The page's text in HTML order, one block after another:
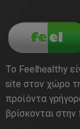
Το Feelhealthy
site στον χώρο
προϊόντα
βρίσκονται